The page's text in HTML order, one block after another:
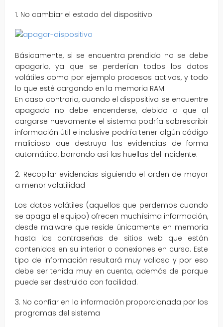
1. No cambiar el estado del dispositivo
Básicamente, si se encuentra prendido no se debe
apagarlo, ya que se perderían todos los datos
volátiles como por ejemplo procesos activos, y todo
lo que esté cargando en la memoria RAM.
En caso contrario, cuando el dispositivo se encuentre
apagado no debe encenderse, debido a que al
cargarse nuevamente el sistema podría sobrescribir
información útil e inclusive podría tener algún código
malicioso que destruya las evidencias de forma
automática, borrando así las huellas del incidente.
2. Recopilar evidencias siguiendo el orden de mayor
a menor volatilidad
Los datos volátiles (aquellos que perdemos cuando
se apaga el equipo) ofrecen muchísima información,
desde malware que reside únicamente en memoria
hasta las contraseñas de sitios web que están
contenidas en su interior o conexiones en curso. Este
tipo de información resultará muy valiosa y por eso
debe ser tenida muy en cuenta, además de porque
puede ser destruida con facilidad.
3. No confiar en la información proporcionada por los
programas del sistema